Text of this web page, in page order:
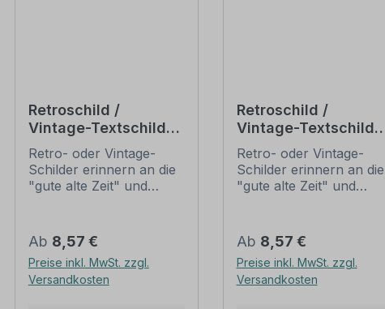
Retroschild /
Vintage-Textschild
Liebesnest
Retro- oder Vintage-
Schilder erinnern an die
"gute alte Zeit" und
großer Beliebheit. Sind
diese Schilder im Original
nur schwer und häufig
nur zu horrenden Preise
Regulärer Preis:
Ab 8,57 €
Preise inkl. MwSt. zzgl.
Versandkosten
Retroschild /
Vintage-Textschild
Wie schön, dass du
da bist
Retro- oder Vintage-
Schilder erinnern an die
"gute alte Zeit" und
großer Beliebheit. Sind
diese Schilder im Original
nur schwer und häufig
nur zu horrenden Preise
Regulärer Preis:
Ab 8,57 €
Preise inkl. MwSt. zzgl.
Versandkosten